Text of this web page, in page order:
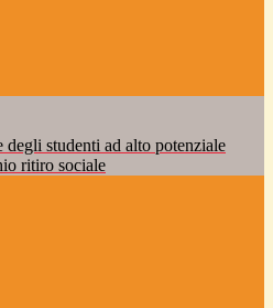
degli studenti ad alto potenziale
ritiro sociale